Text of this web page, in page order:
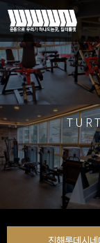
진해롯데시